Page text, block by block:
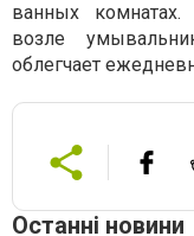
ванных комнатах.
возле
облегчает
Останні новини